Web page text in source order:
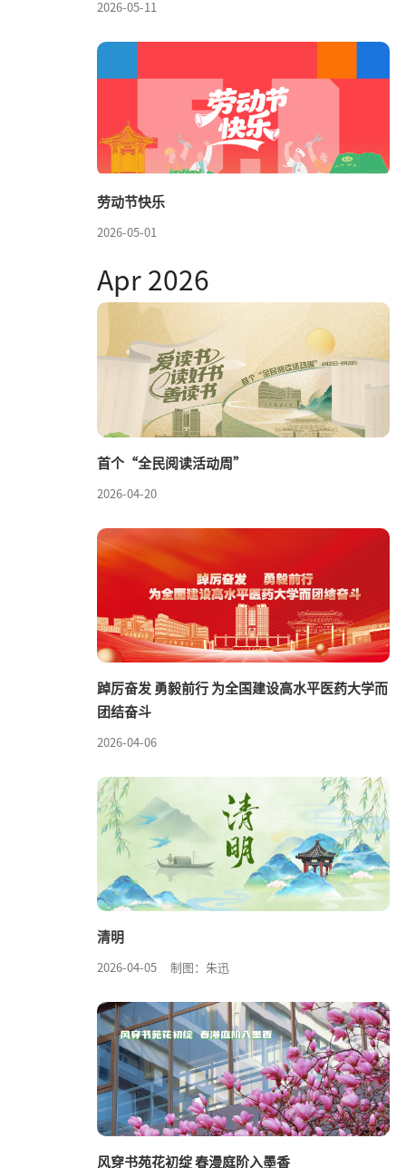
2026-05-11
劳动节快乐
2026-05-01
Apr 2026
首个“全民阅读活动周”
2026-04-20
踔厉奋发 勇毅前行 为全国建设高水平医药大学而
团结奋斗
2026-04-06
清明
2026-04-05 制图：朱迅
风穿书苑花初绽 春漫庭阶入墨香